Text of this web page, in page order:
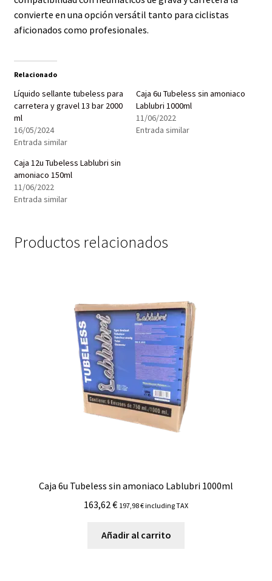
convierte en una opción versátil tanto para ciclistas
aficionados como profesionales.
Relacionado
Líquido sellante tubeless para
carretera y gravel 13 bar 2000
ml
16/05/2024
Entrada similar
Caja 6u Tubeless sin amoniaco
Lablubri 1000ml
11/06/2022
Entrada similar
Caja 12u Tubeless Lablubri sin
amoniaco 150ml
11/06/2022
Entrada similar
Productos relacionados
Caja 6u Tubeless sin amoniaco Lablubri 1000ml
163,62€ 197,98€including TAX
Añadir al carrito